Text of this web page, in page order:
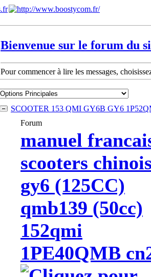
Bienvenue sur le forum du
Pour commencer à lire les messages,
SCOOTER 153 QMI GY6B GY6
Forum
manuel
scooters
gy6 (125CC)
qmb139 (50cc)
152qmi
1PE40QMB